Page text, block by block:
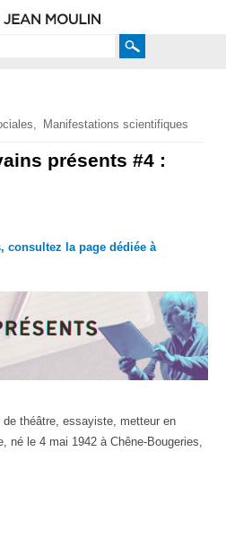
Rechercher
Manifestations scientifiques
présents #4 :
consultez la page dédiée à
théâtre, essayiste, metteur en
né le 4 mai 1942 à Chêne-Bougeries,